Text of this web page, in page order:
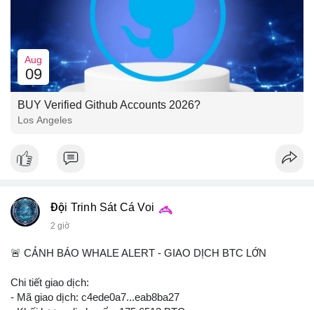
Aug
09
BUY Verified Github Accounts 2026?
Los Angeles
Đội Trinh Sát Cá Voi
2 giờ
🚨 CẢNH BÁO WHALE ALERT - GIAO DỊCH BTC LỚN
Chi tiết giao dịch:
- Mã giao dịch: c4ede0a7...eab8ba27